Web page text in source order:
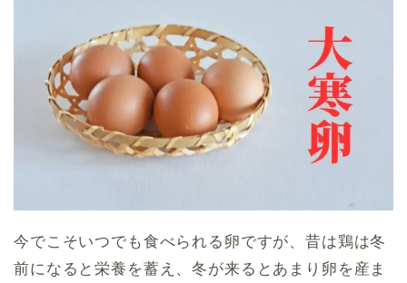
今でこそいつでも食べられる卵ですが、昔は鶏は冬
前になると栄養を蓄え、冬が来るとあまり卵を産ま